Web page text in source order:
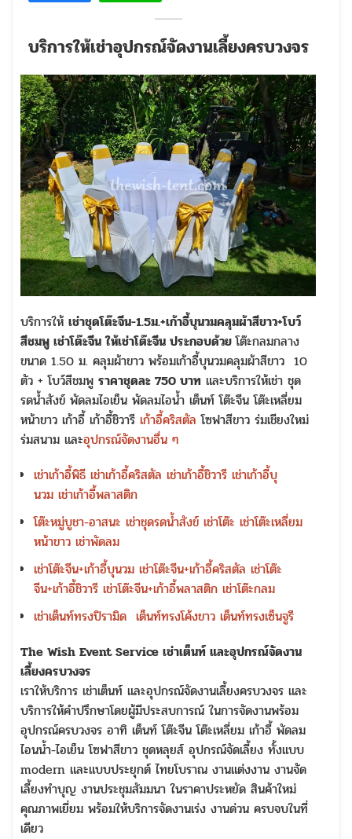
บริการให้เช่าอุปกรณ์จัดงานเลี้ยงครบวงจร
บริการให้ เช่าชุดโต๊ะจีน-1.5ม.+เก้าอี้บุนวมคลุมผ้าสีขาว+โบว์
สีชมพู เช่าโต๊ะจีน ให้เช่าโต๊ะจีน ประกอบด้วยโต๊ะกลมกลาง
ขนาด 1.50 ม. คลุมผ้าขาว พร้อมเก้าอี้บุนวมคลุมผ้าสีขาว 10
ตัว + โบว์สีชมพู ราคาชุดละ 750 บาท และบริการให้เช่า ชุด
รดน้ำสังข์ พัดลมไอเย็น พัดลมไอน้ำ เต็นท์ โต๊ะจีน โต๊ะเหลี่ยม
หน้าขาว เก้าอี้ เก้าอี้ชิวารี เก้าอี้คริสตัล โซฟาสีขาว ร่มเชียงใหม่
ร่มสนาม และอุปกรณ์จัดงานอื่น ๆ
เช่าเก้าอี้พิธี เช่าเก้าอี้คริสตัล เช่าเก้าอี้ชิวารี เช่าเก้าอี้บุ
นวม เช่าเก้าอี้พลาสติก
โต๊ะหมู่บูชา-อาสนะ เช่าชุดรดน้ำสังข์ เช่าโต๊ะ เช่าโต๊ะเหลี่ยม
หน้าขาว เช่าพัดลม
เช่าโต๊ะจีน+เก้าอี้บุนวม เช่าโต๊ะจีน+เก้าอี้คริสตัล เช่าโต๊ะ
จีน+เก้าอี้ชิวารี เช่าโต๊ะจีน+เก้าอี้พลาสติก เช่าโต๊ะกลม
เช่าเต็นท์ทรงปิรามิด เต็นท์ทรงโค้งขาว เต็นท์ทรงเซ็นจูรี
The Wish Event Service เช่าเต็นท์ และอุปกรณ์จัดงาน
เลี้ยงครบวงจร
เราให้บริการ เช่าเต็นท์ และอุปกรณ์จัดงานเลี้ยงครบวงจร และ
บริการให้คำปรึกษาโดยผู้มีประสบการณ์ ในการจัดงานพร้อม
อุปกรณ์ครบวงจร อาทิ เต็นท์ โต๊ะจีน โต๊ะเหลี่ยม เก้าอี้ พัดลม
ไอนน้ำ-ไอเย็น โซฟาสีขาว ชุดหลุยส์ อุปกรณ์จัดเลี้ยง ทั้งแบบ
modern และแบบประยุกต์ ไทยโบราณ งานแต่งงาน งานจัด
เลี้ยงทำบุญ งานประชุมสัมมนา ในราคาประหยัด สินค้าใหม่
คุณภาพเยี่ยม พร้อมให้บริการจัดงานเร่ง งานด่วน ครบจบในที่
เดียว